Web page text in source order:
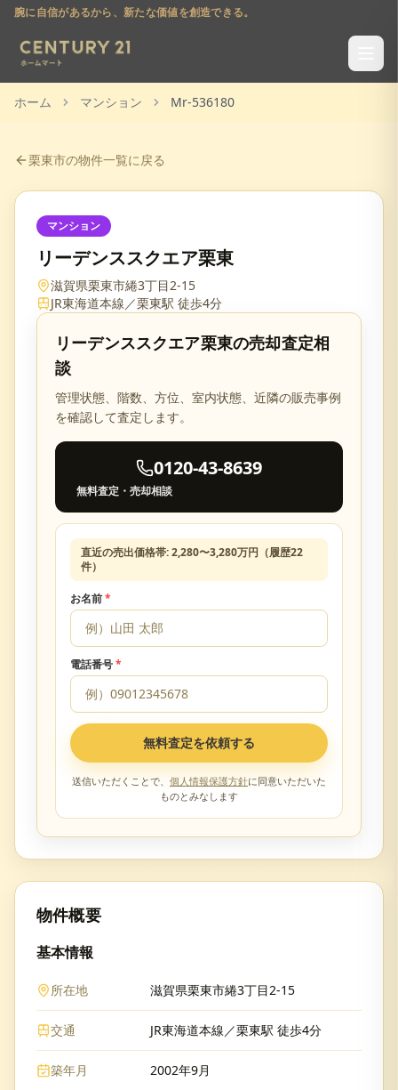
腕に自信があるから、新たな価値を創造できる。
ホーム マンション Mr-536180
栗東市の物件一覧に戻る
マンション
リーデンススクエア栗東
滋賀県栗東市綣3丁目2-15
JR東海道本線／栗東駅 徒歩4分
リーデンススクエア栗東の売却査定相
談
管理状態、階数、方位、室内状態、近隣の販売事例
を確認して査定します。
0120-43-8639
無料査定・売却相談
直近の売出価格帯:2,280〜3,280万円（履歴22
件）
お名前*
電話番号*
無料査定を依頼する
送信いただくことで、 個人情報保護方針に同意いただいた
ものとみなします
物件概要
基本情報
所在地 滋賀県栗東市綣3丁目2-15
交通 JR東海道本線／栗東駅 徒歩4分
築年月 2002年9月